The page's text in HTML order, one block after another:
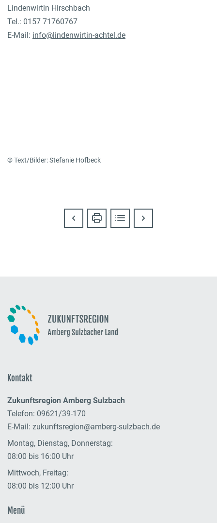
Lindenwirtin Hirschbach
Tel.: 0157 71760767
E-Mail: info@lindenwirtin-achtel.de
© Text/Bilder: Stefanie Hofbeck
Vorheriger Beitrag
Beitrag ausdrucken
Zur Übersicht aller
Kontakt
Zukunftsregion Amberg Sulzbach
Telefon: 09621/39-170
E-Mail: zukunftsregion@amberg-sulzbach.de
Montag, Dienstag, Donnerstag:
08:00 bis 16:00 Uhr
Mittwoch, Freitag:
08:00 bis 12:00 Uhr
Menü